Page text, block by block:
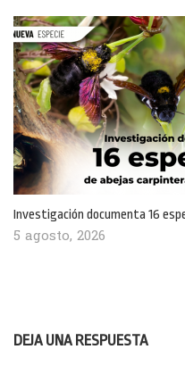
Investigación documenta 16
5 agosto, 2026
DEJA UNA RESPUESTA